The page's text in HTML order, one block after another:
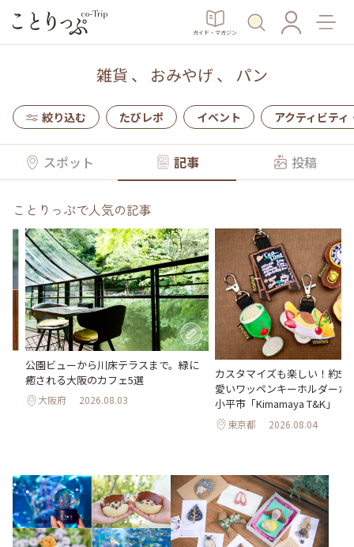
ガイド・マガジン
雑貨 、 おみやげ 、 パン
絞り込む たびレポ イベント アクティビティ
スポット 記事 投稿
ことりっぷで人気の記事
公園ビューから川床テラスまで。緑に
癒される大阪のカフェ5選
大阪府 2026.08.03
カスタマイズも楽しい！約
愛いワッペンキーホルダーが
小平市「Kimamaya T&K」
東京都 2026.08.04